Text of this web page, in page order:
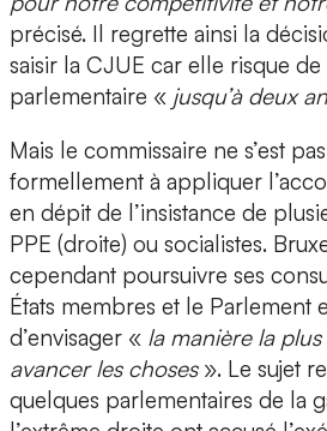
précisé. Il regrette ainsi la
saisir la CJUE car elle risque de
parlementaire « jusqu’à deux
Mais le commissaire ne s’est
formellement à appliquer
en dépit de l’insistance de
PPE (droite) ou socialistes.
cependant poursuivre ses
États membres et le Parlement
d’envisager « la manière la
avancer les choses». Le sujet
quelques parlementaires de la